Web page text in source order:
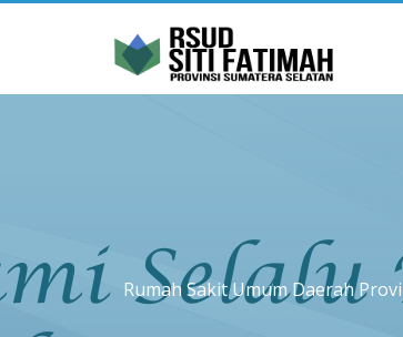
Rumah Sakit Umum Daerah